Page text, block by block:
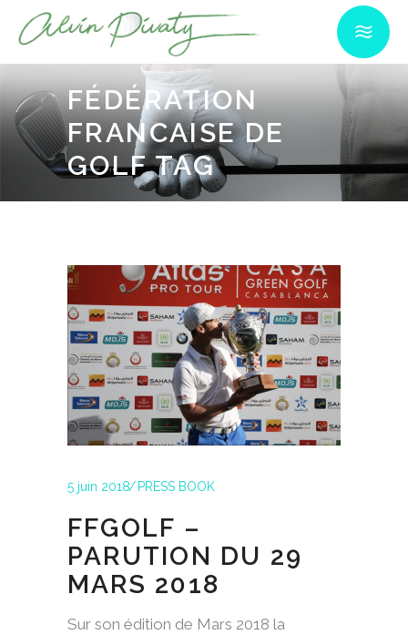
FÉDÉRATION
FRANCAISE DE
GOLF TAG
5 juin 2018 PRESS BOOK
FFGOLF –
PARUTION DU 29
MARS 2018
Sur son édition de Mars 2018 la